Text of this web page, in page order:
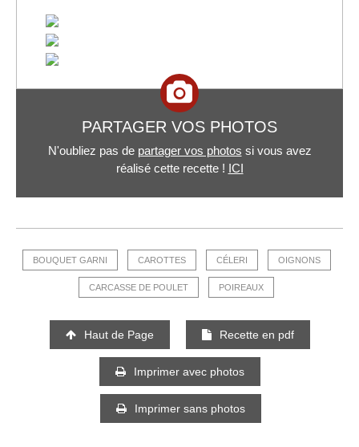
PARTAGER VOS PHOTOS
N'oubliez pas de partager vos photos si vous avez
réalisé cette recette ! ICI
BOUQUET GARNI CAROTTES CÉLERI OIGNONS
CARCASSE DE POULET POIREAUX
Haut de Page Recette en pdf
Imprimer avec photos
Imprimer sans photos